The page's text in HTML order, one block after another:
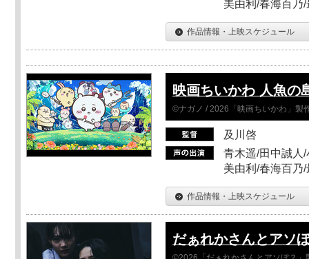
美由利/春海百乃
作品情報・上映スケジュール
映画ちいかわ 人魚の
©ナガノ / 2026「映画ちいかわ」製
及川啓
青木遥/田中誠人
美由利/春海百乃
作品情報・上映スケジュール
だぁれかさんとアソ